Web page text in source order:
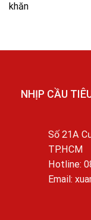
khăn
NHỊP CẦU
Số 21A
TP.HCM
Hotline:
Email: